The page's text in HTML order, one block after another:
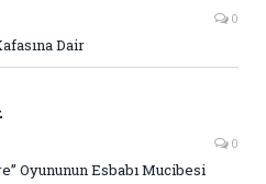
0
Dair
0
Oyununun Esbabı Mucibesi